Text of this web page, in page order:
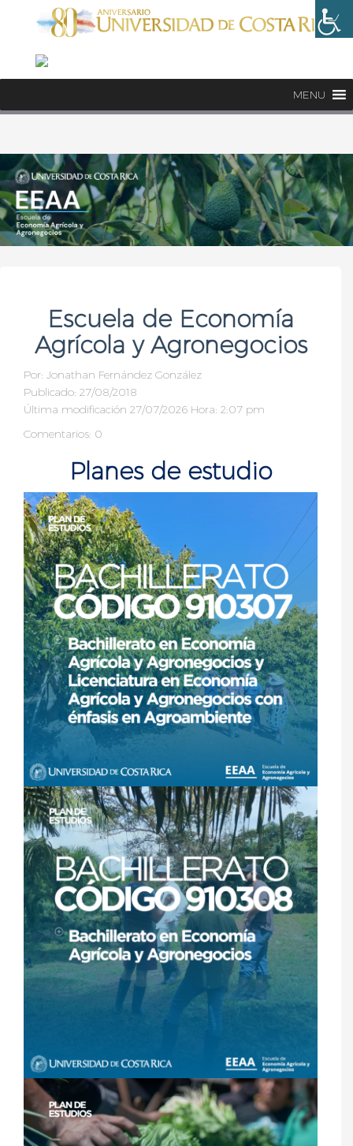
MENU
Escuela de Economía
Agrícola y Agronegocios
Por: Jonathan Fernández González
Publicado: 27/08/2018
Última modificación 27/07/2026 Hora: 2:07 pm
Comentarios: 0
Planes de estudio